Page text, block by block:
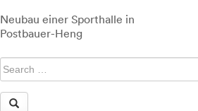
Beitragsnavigation
Neubau einer Sporthalle in
Postbauer-Heng